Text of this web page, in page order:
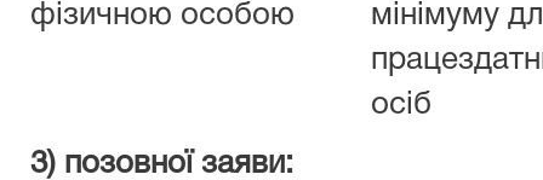
фізичною особою
мінімуму
осіб
3) позовної заяви: